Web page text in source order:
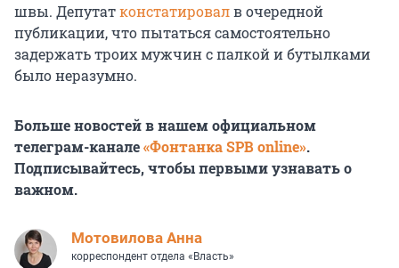
швы. Депутатконстатировалв очередной
публикации, что пытаться самостоятельно
задержать троих мужчин с палкой и бутылками
было неразумно.
Больше новостей в нашем официальном
телеграм-канале«Фонтанка SPB online».
Подписывайтесь, чтобы первыми узнавать о
важном.
Мотовилова Анна
корреспондент отдела «Власть»